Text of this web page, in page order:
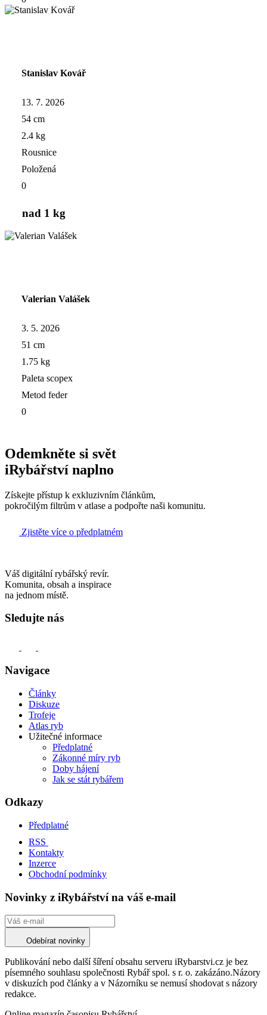
Stanislav Kovář
13. 7. 2026
54 cm
2.4 kg
Rousnice
Položená
0
nad 1 kg
Valerian Valášek
3. 5. 2026
51 cm
1.75 kg
Paleta scopex
Metod feder
0
Odemkněte si svět
iRybářství naplno
Získejte přístup k exkluzivním článkům,
pokročilým filtrům v atlase a podpořte naši komunitu.
Zjistěte více o předplatném
Váš digitální rybářský revír.
Komunita, obsah a inspirace
na jednom místě.
Sledujte nás
Navigace
Články
Diskuze
Trofeje
Atlas ryb
Užitečné informace
Předplatné
Zákonné míry ryb
Doby hájení
Jak se stát rybářem
Odkazy
Předplatné
RSS
Kontakty
Inzerce
Obchodní podmínky
Novinky z iRybářství na váš e-mail
Odebírat novinky
Publikování nebo další šíření obsahu serveru iRybarstvi.cz je bez
písemného souhlasu společnosti Rybář spol. s r. o. zakázáno.Názory
v diskuzích pod články a v Názorníku se nemusí shodovat s názory
redakce.